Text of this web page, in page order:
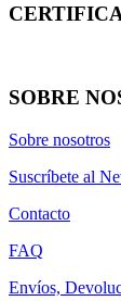
SOBRE
Sobre nosotros
Suscríbete al
Contacto
FAQ
Envíos,